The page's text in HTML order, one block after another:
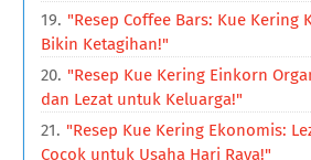
"Resep Coffee Bars: Kue Kering
Bikin Ketagihan!"
"Resep Kue Kering Einkorn
dan Lezat untuk Keluarga!"
"Resep Kue Kering Ekonomis:
Cocok untuk Usaha Hari Raya!"